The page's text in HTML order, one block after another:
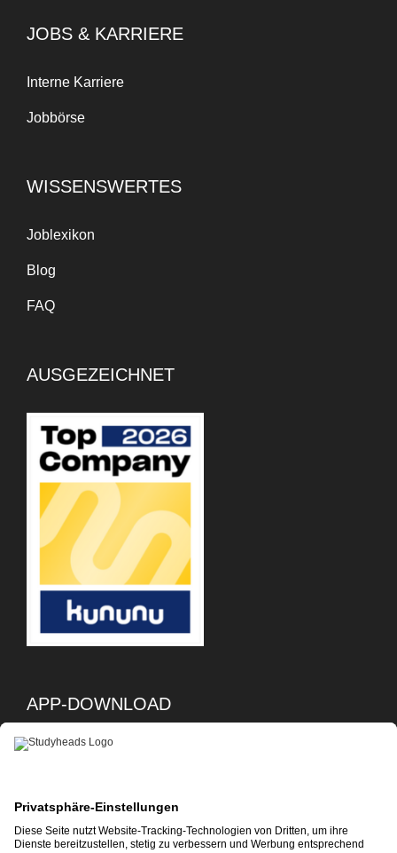
JOBS & KARRIERE
Interne Karriere
Jobbörse
WISSENSWERTES
Joblexikon
Blog
FAQ
AUSGEZEICHNET
APP-DOWNLOAD